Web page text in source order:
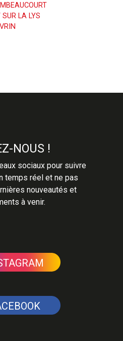
LA LYS
NOUS !
sociaux pour suivre
temps réel et ne pas
nouveautés et
à venir.